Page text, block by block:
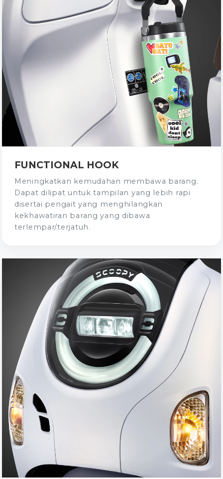
FUNCTIONAL HOOK
Meningkatkan kemudahan membawa barang.
Dapat dilipat untuk tampilan yang lebih rapi
disertai pengait yang menghilangkan
kekhawatiran barang yang dibawa
terlempar/terjatuh.